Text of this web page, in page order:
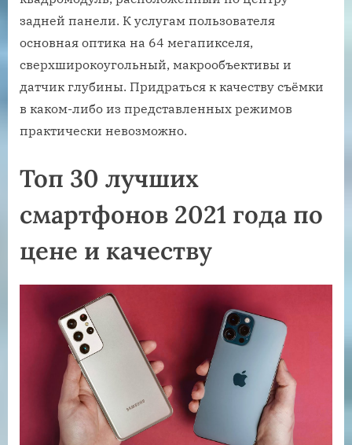
задней панели. К услугам пользователя
основная оптика на 64 мегапикселя,
сверхширокоугольный, макрообъективы и
датчик глубины. Придраться к качеству съёмки
в каком-либо из представленных режимов
практически невозможно.
Топ 30 лучших
смартфонов 2021 года по
цене и качеству